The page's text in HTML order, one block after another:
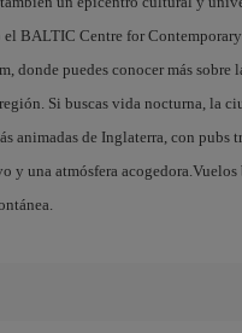
el BALTIC Centre for
donde puedes conocer más sobre
Si buscas vida nocturna, la
animadas de Inglaterra, con pubs
y una atmósfera acogedora.Vuelos